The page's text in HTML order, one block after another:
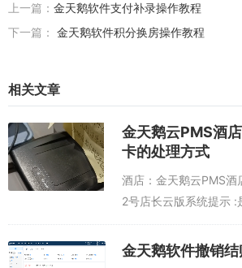
上一篇： 金天鹅软件支付补录操作教程
下一篇： 金天鹅软件积分换房操作教程
相关文章
金天鹅云PMS酒
卡的处理方式
酒店：金天鹅云PMS
2号店长云版系统提示 :
面有个 鹅暖石 或者
果打开了鹅暖石（金天
金天鹅软件撤销